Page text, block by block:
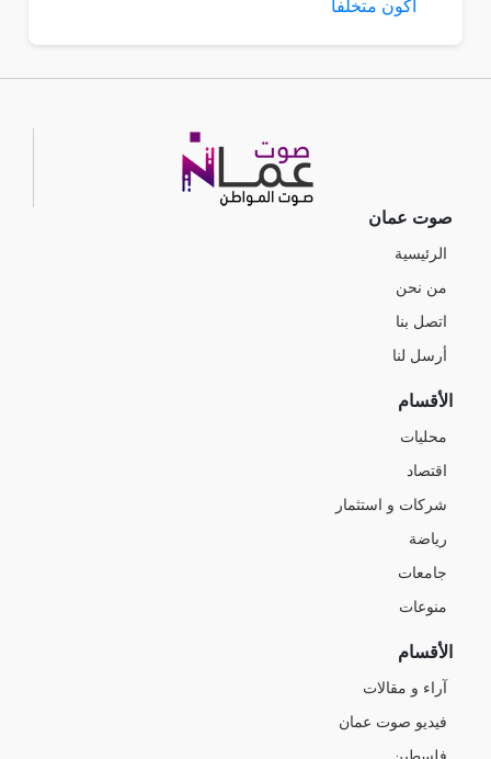
صوت عمان
الرئيسية
من نحن
اتصل بنا
أرسل لنا
الأقسام
محليات
اقتصاد
شركات و استثمار
رياضة
جامعات
منوعات
الأقسام
آراء و مقالات
فيديو صوت عمان